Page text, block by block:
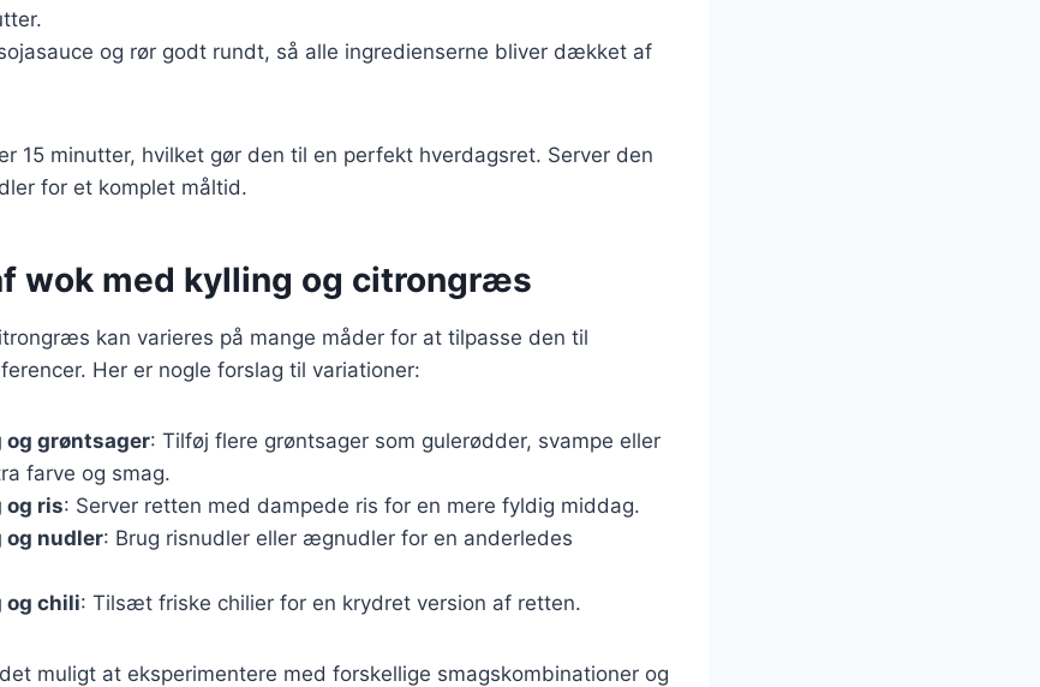
og rør godt rundt, så alle ingredienserne bliver dækket af
15 minutter, hvilket gør den til en perfekt hverdagsret. Server den
for et komplet måltid.
wok med kylling og citrongræs
kan varieres på mange måder for at tilpasse den til
Her er nogle forslag til variationer:
og grøntsager: Tilføj flere grøntsager som gulerødder, svampe eller
farve og smag.
og ris: Server retten med dampede ris for en mere fyldig middag.
og nudler: Brug risnudler eller ægnudler for en anderledes
og chili: Tilsæt friske chilier for en krydret version af retten.
muligt at eksperimentere med forskellige smagskombinationer og